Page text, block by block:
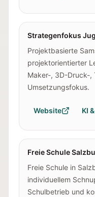
Strategenfokus
Projektbasierte
projektorientierter
Maker-, 3D-Druck-,
Umsetzungsfokus.
Website KI
Freie Schule
Freie Schule in
individuellem
Schulbetrieb und